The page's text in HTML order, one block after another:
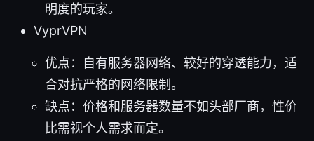
明度的玩家。
VyprVPN
优点：自有服务器网络、较好的穿透能力，适
合对抗严格的网络限制。
缺点：价格和服务器数量不如头部厂商，性价
比需视个人需求而定。